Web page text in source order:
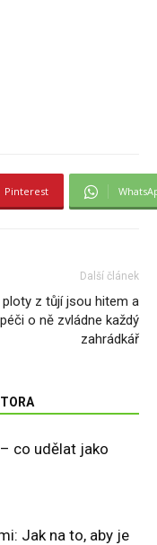
Pinterest
Další článek
ploty z tůjí jsou hitem a
péči o ně zvládne každý
zahrádkář
co udělat jako
Jak na to, aby je